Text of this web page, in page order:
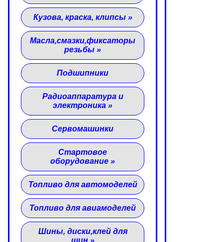
Кузова, краска, клипсы»
Масла,смазки,фиксаторы
резьбы »
Подшипники
Радиоаппаратура и
электроника »
Сервомашинки
Стартовое
оборудование »
Топливо для автомоделей
Топливо для авиамоделей
Шины, диски,клей для
шин»